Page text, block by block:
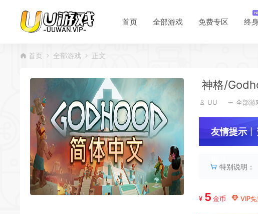
首页 全部游戏 免费专区 终
首页 全部游戏 正文
神格/
UU 全部游
友情提示丨
特别说明：
¥ 5 金币 VIP